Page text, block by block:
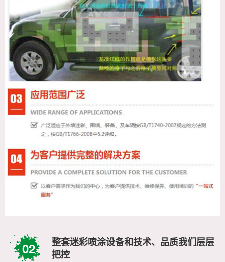
02
整套迷彩喷涂设备和技术、品质我们层层
把控